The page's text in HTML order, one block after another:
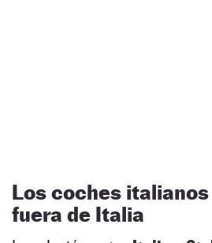
Los coches
fuera de Italia